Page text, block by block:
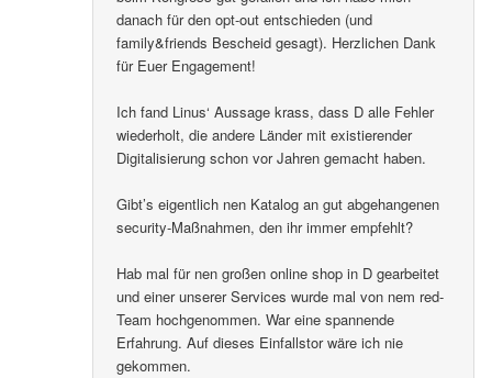
danach für den opt-out entschieden (und
family&friends Bescheid gesagt). Herzlichen Dank
für Euer Engagement!
Ich fand Linus‘ Aussage krass, dass D alle Fehler
wiederholt, die andere Länder mit existierender
Digitalisierung schon vor Jahren gemacht haben.
Gibt’s eigentlich nen Katalog an gut abgehangenen
security-Maßnahmen, den ihr immer empfehlt?
Hab mal für nen großen online shop in D gearbeitet
und einer unserer Services wurde mal von nem red-
Team hochgenommen. War eine spannende
Erfahrung. Auf dieses Einfallstor wäre ich nie
gekommen.